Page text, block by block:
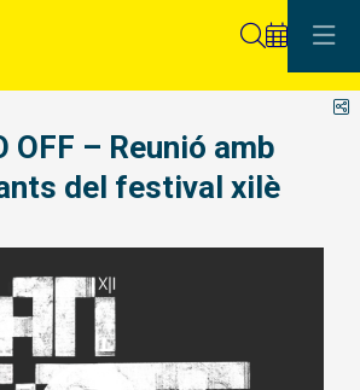
OFF – Reunió amb
del festival xilè